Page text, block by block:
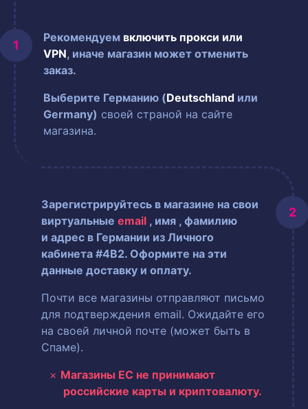
Рекомендуем включить прокси или
VPN, иначе магазин может отменить
заказ.
Выберите Германию (Deutschland или
Germany) своей страной на сайте
магазина.
Зарегистрируйтесь в магазине на свои
виртуальные email , имя , фамилию
и адрес в Германии из Личного
кабинета #4B2. Оформите на эти
данные доставку и оплату.
Почти все магазины отправляют письмо
для подтверждения email. Ожидайте его
на своей личной почте (может быть в
Спаме).
Магазины ЕС не принимают
российские карты и криптовалюту.